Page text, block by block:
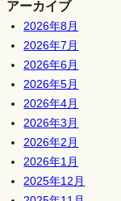
アーカイブ
2026年8月
2026年7月
2026年6月
2026年5月
2026年4月
2026年3月
2026年2月
2026年1月
2025年12月